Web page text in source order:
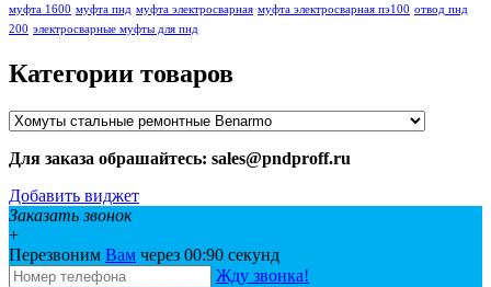
муфта 1600 муфта пнд муфта электросварная муфта электросварная пэ100 отвод пнд
200 электросварные муфты для пнд
Категории товаров
Для заказа обрашайтесь: sales@pndproff.ru
Добавить виджет
Заказать звонок
+
Перезвоним Вам через 00:90 секунд
Жду звонка!